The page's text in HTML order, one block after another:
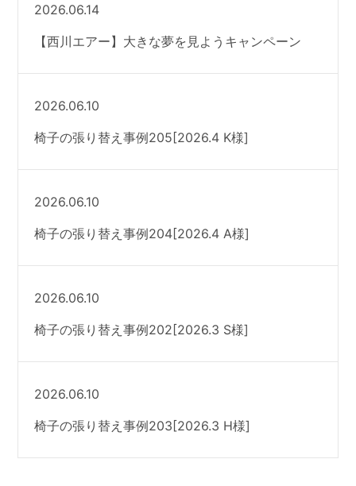
2026.06.14
【西川エアー】大きな夢を見ようキャンペーン
2026.06.10
椅子の張り替え事例205[2026.4 K様]
2026.06.10
椅子の張り替え事例204[2026.4 A様]
2026.06.10
椅子の張り替え事例202[2026.3 S様]
2026.06.10
椅子の張り替え事例203[2026.3 H様]